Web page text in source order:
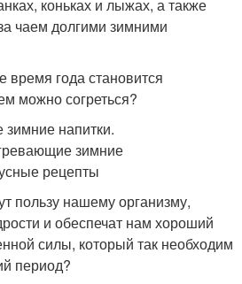
коньках и лыжах, а также
чаем долгими зимними
время года становится
можно согреться?
пользу нашему организму,
и обеспечат нам хороший
силы, который так необходим
период?